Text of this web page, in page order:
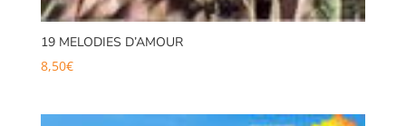
19 MELODIES D’AMOUR
8,50€